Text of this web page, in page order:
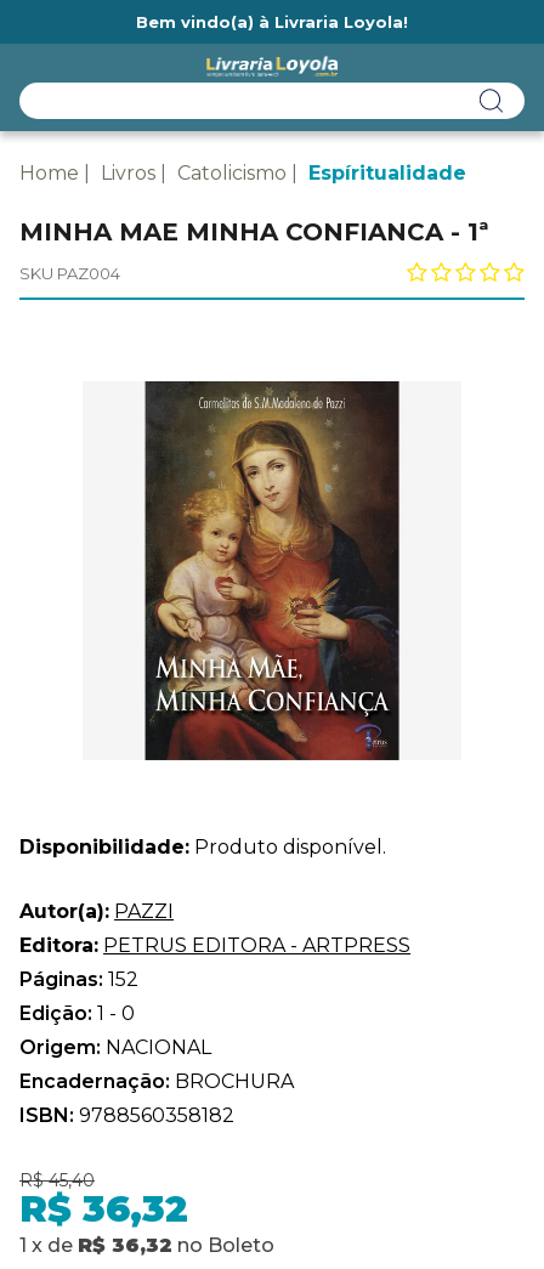
Bem vindo(a) à Livraria Loyola!
Home Livros Catolicismo Espíritualidade
MINHA MAE MINHA CONFIANCA - 1ª
SKU PAZ004
Disponibilidade: Produto disponível.
Autor(a): PAZZI
Editora: PETRUS EDITORA - ARTPRESS
Páginas: 152
Edição: 1 - 0
Origem: NACIONAL
Encadernação: BROCHURA
ISBN: 9788560358182
R$ 45,40
R$ 36,32
1 x de R$ 36,32 no Boleto